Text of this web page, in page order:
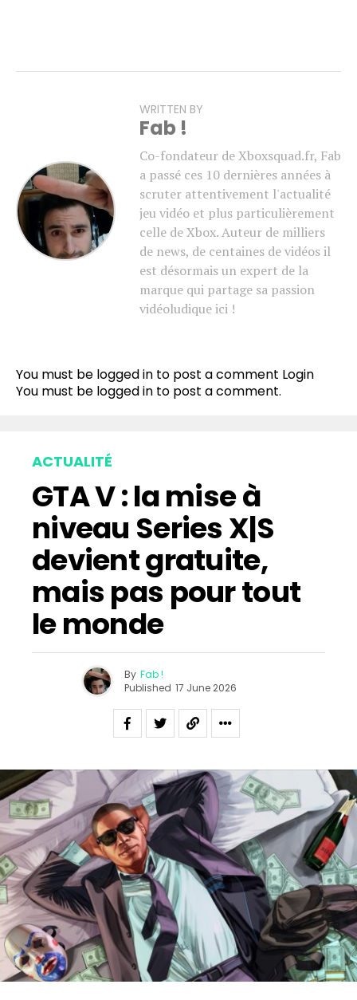
WRITTEN BY
Fab !
Co-fondateur de Xboxsquad.fr, Fab
a passé ces 10 dernières années à
scruter attentivement l'actualité
jeu vidéo et plus particulièrement
celle de Xbox. Auteur de milliers
de news, de centaines de vidéos il
est désormais un expert de la
marque qui partage sa passion
vidéoludique ici !
You must be logged in to post a comment Login
You must be logged in to post a comment.
ACTUALITÉ
GTA V : la mise à
niveau Series X|S
devient gratuite,
mais pas pour tout
le monde
By Fab !
Published 17 June 2026